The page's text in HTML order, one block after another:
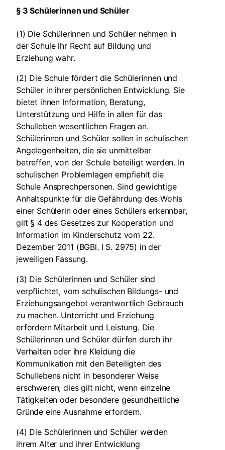
§ 3 Schülerinnen und Schüler
(1) Die Schülerinnen und Schüler nehmen in
der Schule ihr Recht auf Bildung und
Erziehung wahr.
(2) Die Schule fördert die Schülerinnen und
Schüler in ihrer persönlichen Entwicklung. Sie
bietet ihnen Information, Beratung,
Unterstützung und Hilfe in allen für das
Schulleben wesentlichen Fragen an.
Schülerinnen und Schüler sollen in schulischen
Angelegenheiten, die sie unmittelbar
betreffen, von der Schule beteiligt werden. In
schulischen Problemlagen empfiehlt die
Schule Ansprechpersonen. Sind gewichtige
Anhaltspunkte für die Gefährdung des Wohls
einer Schülerin oder eines Schülers erkennbar,
gilt § 4 des Gesetzes zur Kooperation und
Information im Kinderschutz vom 22.
Dezember 2011 (BGBl. I S. 2975) in der
jeweiligen Fassung.
(3) Die Schülerinnen und Schüler sind
verpflichtet, vom schulischen Bildungs- und
Erziehungsangebot verantwortlich Gebrauch
zu machen. Unterricht und Erziehung
erfordern Mitarbeit und Leistung. Die
Schülerinnen und Schüler dürfen durch ihr
Verhalten oder ihre Kleidung die
Kommunikation mit den Beteiligten des
Schullebens nicht in besonderer Weise
erschweren; dies gilt nicht, wenn einzelne
Tätigkeiten oder besondere gesundheitliche
Gründe eine Ausnahme erfordern.
(4) Die Schülerinnen und Schüler werden
ihrem Alter und ihrer Entwicklung